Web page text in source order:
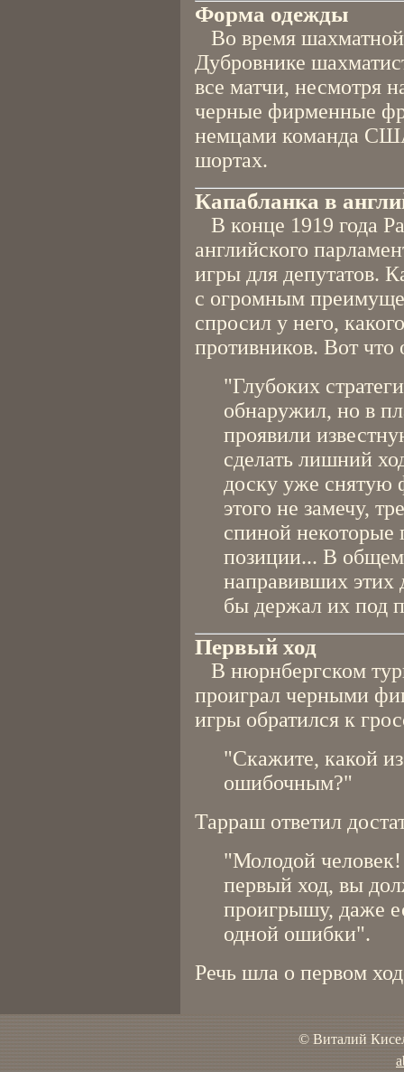
Форма одежды
Во время
Дубровнике
все матчи, несмотря
черные фирменные
немцами команда
шортах.
Капабланка в
В конце 1919 года
английского
игры для депутатов.
с огромным
спросил у него,
противников. Вот
"Глубоких
обнаружил, но в
проявили
сделать лишний
доску уже снятую
этого не замечу,
спиной некоторые
позиции... В
направивших этих
бы держал их под
Первый ход
В нюрнбергском
проиграл черными
игры обратился к
"Скажите, какой
ошибочным?"
Тарраш ответил
"Молодой человек!
первый ход, вы
проигрышу, даже
одной ошибки".
Речь шла о первом
© Виталий